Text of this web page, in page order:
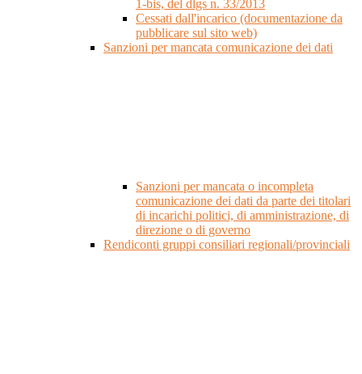
1-bis, del dlgs n. 33/2013
Cessati dall'incarico (documentazione da
pubblicare sul sito web)
Sanzioni per mancata comunicazione dei dati
Sanzioni per mancata o incompleta
comunicazione dei dati da parte dei titolari
di incarichi politici, di amministrazione, di
direzione o di governo
Rendiconti gruppi consiliari regionali/provinciali